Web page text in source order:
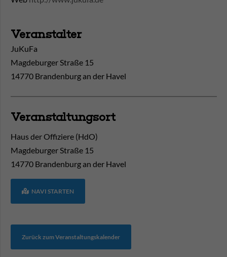
Veranstalter
JuKuFa
Magdeburger Straße 15
14770 Brandenburg an der Havel
Veranstaltungsort
Haus der Offiziere (HdO)
Magdeburger Straße 15
14770 Brandenburg an der Havel
NAVI STARTEN
Zurück zum Veranstaltungskalender